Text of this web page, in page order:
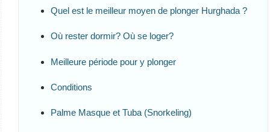
Quel est le meilleur moyen de plonger Hurghada ?
Où rester dormir? Où se loger?
Meilleure période pour y plonger
Conditions
Palme Masque et Tuba (Snorkeling)